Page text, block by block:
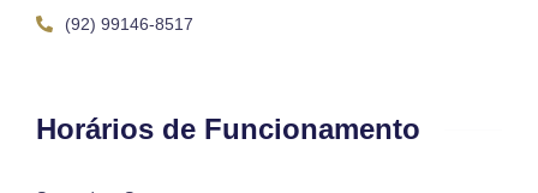
(92) 99146-8517
Horários de Funcionamento